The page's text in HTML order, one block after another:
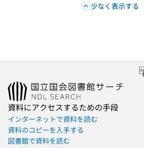
少なく表示する
資料にアクセスするための手段
インターネットで資料を読む
資料のコピーを入手する
図書館で資料を読む